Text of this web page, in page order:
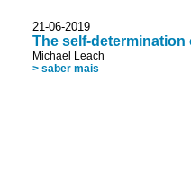
21-06-2019
The self-
Michael Leach
> saber mais